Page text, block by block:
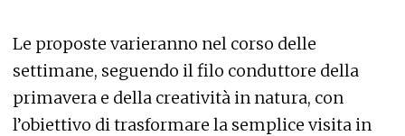
Le proposte varieranno nel corso delle
settimane, seguendo il filo conduttore della
primavera e della creatività in natura, con
l’obiettivo di trasformare la semplice visita in